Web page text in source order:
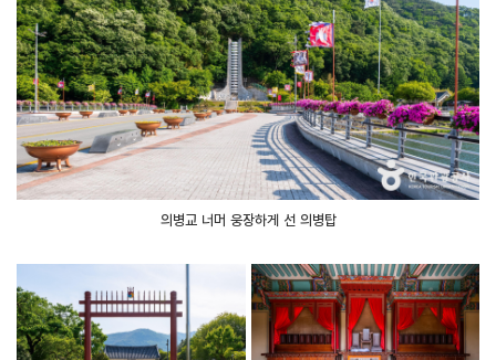
의병교 너머 웅장하게 선 의병탑